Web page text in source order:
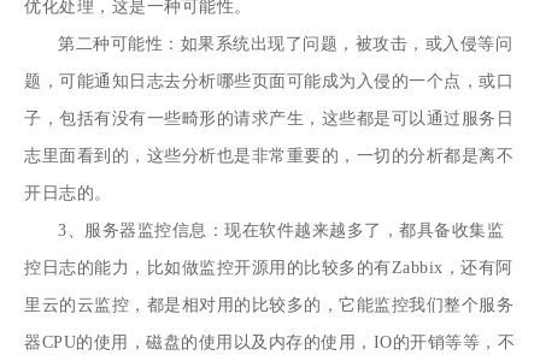
优化处理，这是一种可能性。
第二种可能性：如果系统出现了问题，被攻击，或入侵等问
题，可能通知日志去分析哪些页面可能成为入侵的一个点，或口
子，包括有没有一些畸形的请求产生，这些都是可以通过服务日
志里面看到的，这些分析也是非常重要的，一切的分析都是离不
开日志的。
3、服务器监控信息：现在软件越来越多了，都具备收集监
控日志的能力，比如做监控开源用的比较多的有Zabbix，还有阿
里云的云监控，都是相对用的比较多的，它能监控我们整个服务
器CPU的使用，磁盘的使用以及内存的使用，IO的开销等等，不